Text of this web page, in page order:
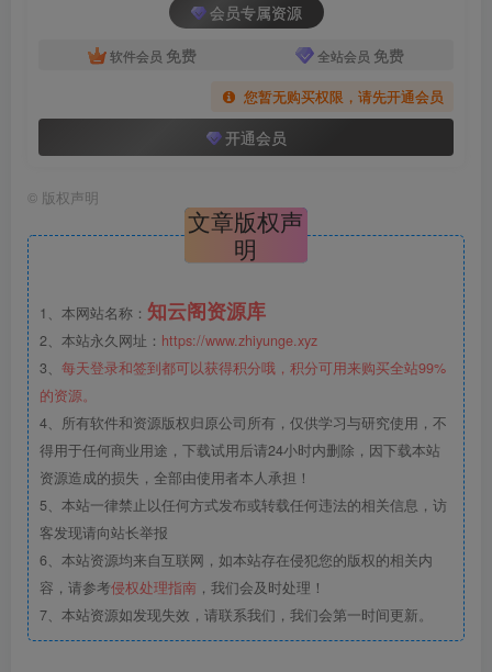
会员专属资源
软件会员 免费 全站会员 免费
您暂无购买权限，请先开通会员
开通会员
© 版权声明
文章版权声
明
1、本网站名称： 知云阁资源库
2、本站永久网址： https://www.zhiyunge.xyz
3、 每天登录和签到都可以获得积分哦，积分可用来购买全站99%
的资源。
4、所有软件和资源版权归原公司所有，仅供学习与研究使用，不
得用于任何商业用途，下载试用后请24小时内删除，因下载本站
资源造成的损失，全部由使用者本人承担！
5、本站一律禁止以任何方式发布或转载任何违法的相关信息，访
客发现请向站长举报
6、本站资源均来自互联网，如本站存在侵犯您的版权的相关内
容，请参考侵权处理指南 ，我们会及时处理！
7、本站资源如发现失效，请联系我们，我们会第一时间更新。